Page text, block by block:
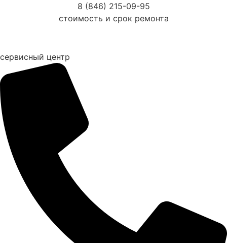
8 (846) 215-09-95
стоимость и срок ремонта
сервисный центр